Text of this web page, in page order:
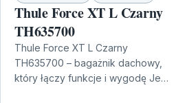
Thule Force XT L Czarny
TH635700
Thule Force XT L Czarny
TH635700 – bagażnik dachowy,
który łączy funkcje i wygodę Jeśli